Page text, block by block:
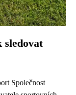
sledovat
Společnost